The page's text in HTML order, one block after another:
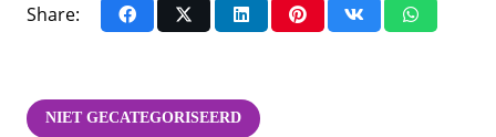
Share:
NIET GECATEGORISEERD